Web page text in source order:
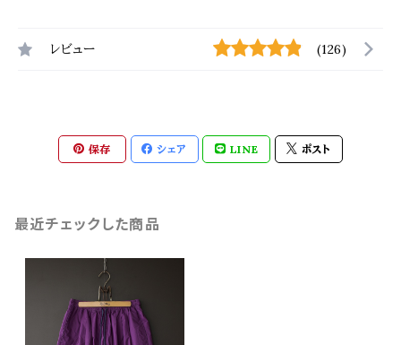
レビュー (126)
保存 シェア LINE ポスト
最近チェックした商品